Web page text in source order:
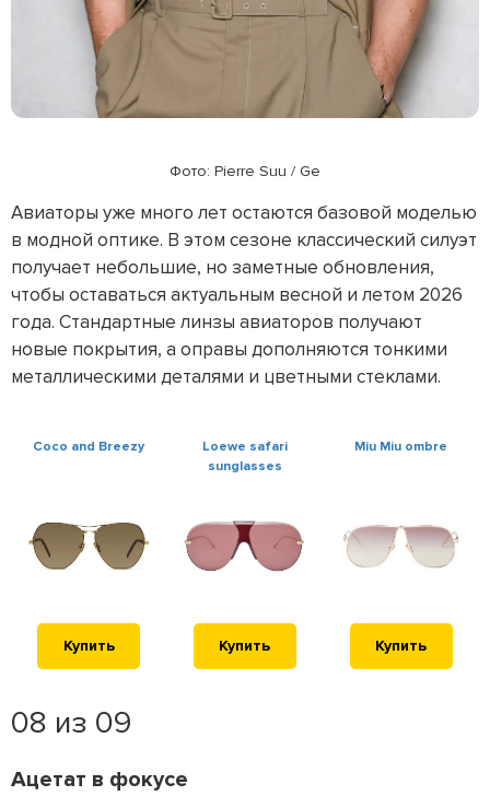
Фото: Pierre Suu / Ge
Авиаторы уже много лет остаются базовой моделью
в модной оптике. В этом сезоне классический силуэт
получает небольшие, но заметные обновления,
чтобы оставаться актуальным весной и летом 2026
года. Стандартные линзы авиаторов получают
новые покрытия, а оправы дополняются тонкими
металлическими деталями и цветными стеклами.
Coco and Breezy
Loewe safari
sunglasses
Miu Miu ombre
Купить Купить Купить
08 из 09
Ацетат в фокусе